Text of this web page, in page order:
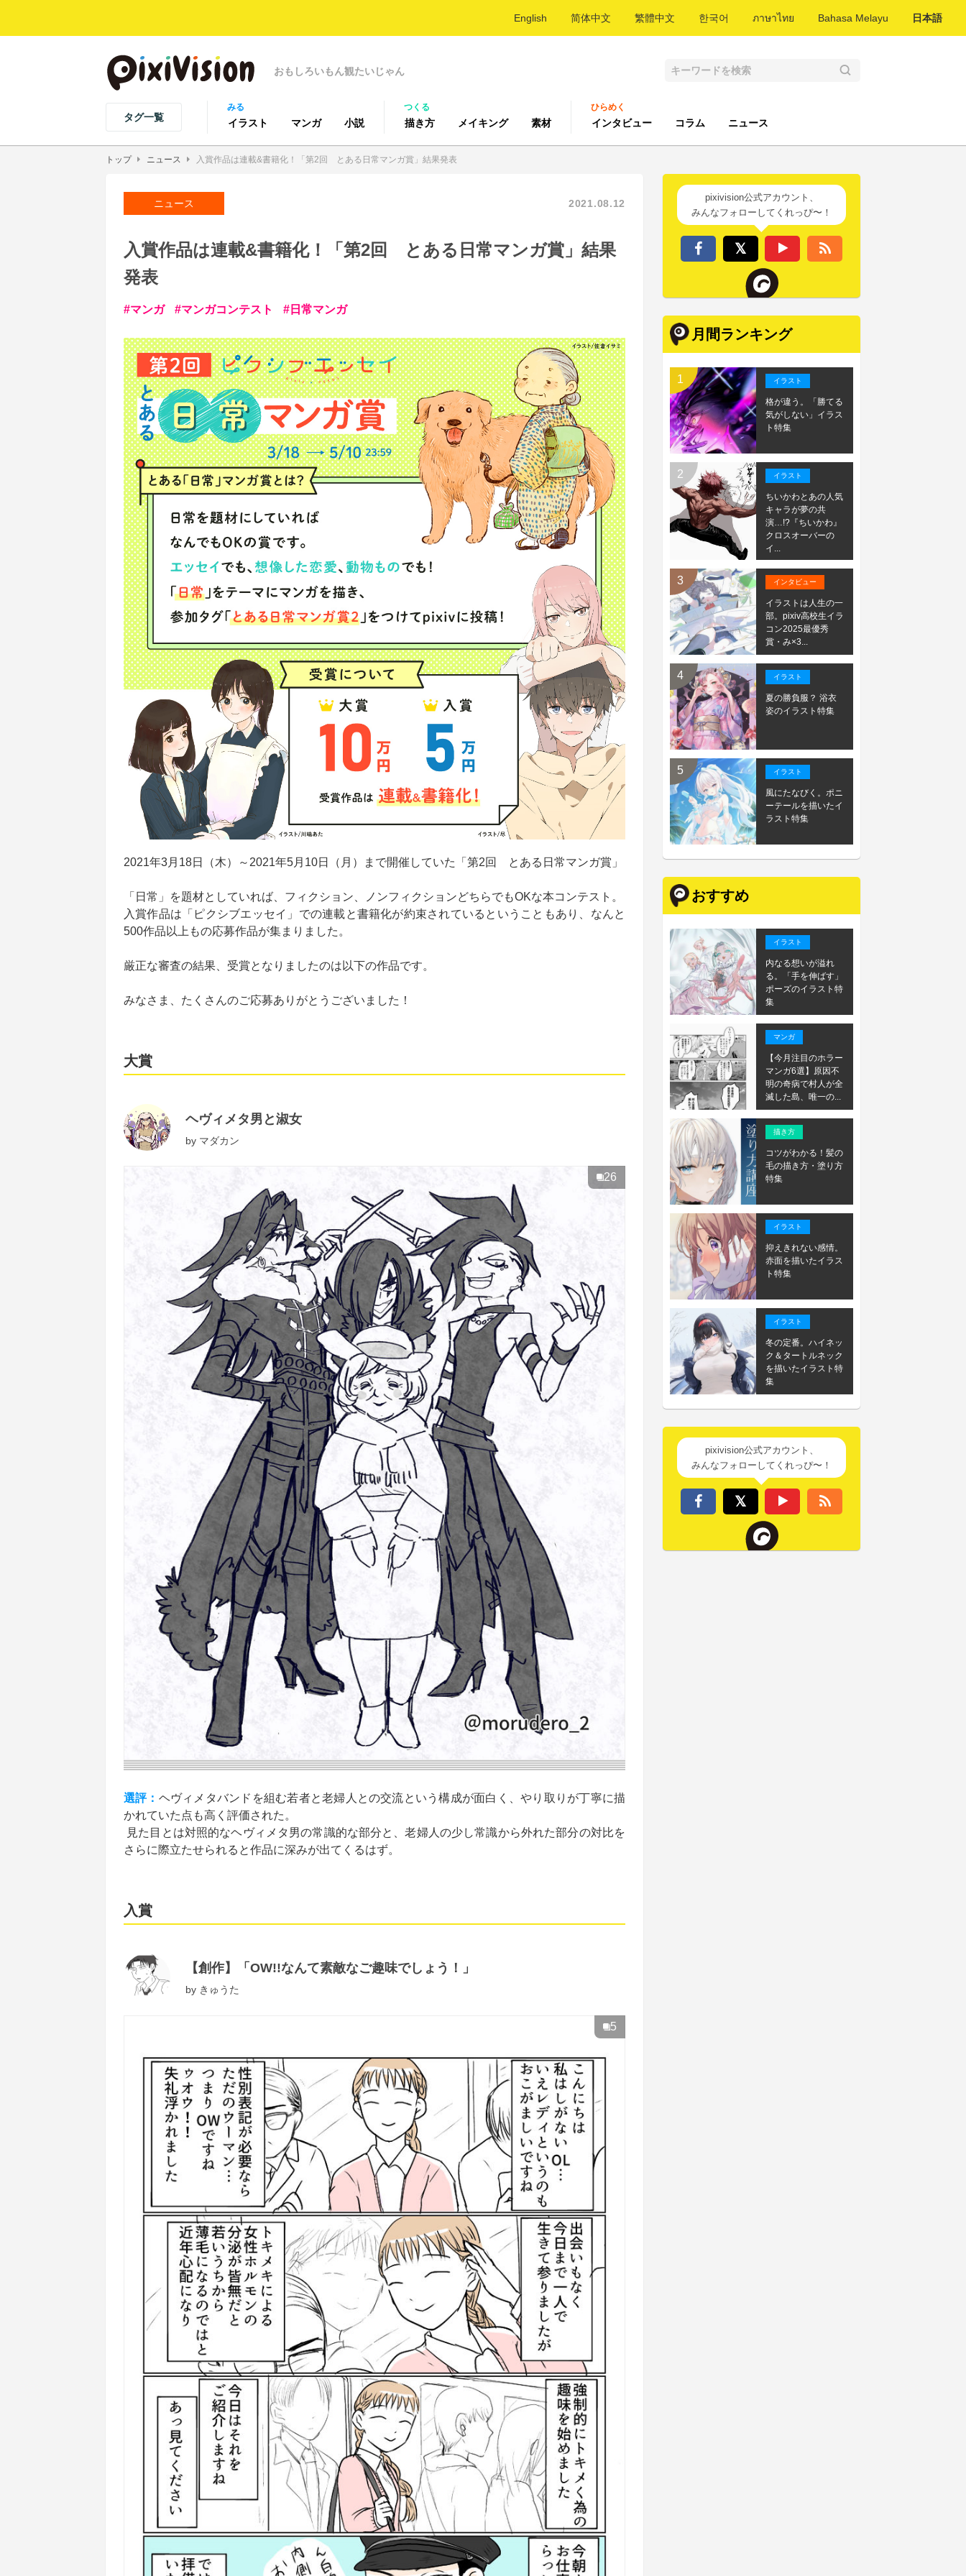
English 简体中文 繁體中文 한국어 ภาษาไทย Bahasa Melayu 日本語
おもしろいもん観たいじゃん
タグ一覧
みる
イラスト マンガ 小説
つくる
描き方 メイキング 素材
ひらめく
インタビュー コラム ニュース
トップ ニュース 入賞作品は連載&書籍化！「第2回 とある日常マンガ賞」結果発表
ニュース 2021.08.12
入賞作品は連載&書籍化！「第2回 とある日常マンガ賞」結果
発表
マンガ マンガコンテスト 日常マンガ
2021年3月18日（木）～2021年5月10日（月）まで開催していた「第2回 とある日常マンガ賞」
「日常」を題材としていれば、フィクション、ノンフィクションどちらでもOKな本コンテスト。
入賞作品は「ピクシブエッセイ」での連載と書籍化が約束されているということもあり、なんと
500作品以上もの応募作品が集まりました。
厳正な審査の結果、受賞となりましたのは以下の作品です。
みなさま、たくさんのご応募ありがとうございました！
大賞
ヘヴィメタ男と淑女
by マダカン
26
選評： ヘヴィメタバンドを組む若者と老婦人との交流という構成が面白く、やり取りが丁寧に描
かれていた点も高く評価された。
見た目とは対照的なヘヴィメタ男の常識的な部分と、老婦人の少し常識から外れた部分の対比を
さらに際立たせられると作品に深みが出てくるはず。
入賞
【創作】「OW!!なんて素敵なご趣味でしょう！」
by きゅうた
5
pixivision公式アカウント、
みんなフォローしてくれっぴ〜！
月間ランキング
イラスト
格が違う。「勝てる
気がしない」イラス
ト特集
イラスト
ちいかわとあの人気
キャラが夢の共
演…!?『ちいかわ』
クロスオーバーの
イ...
インタビュー
イラストは人生の一
部。pixiv高校生イラ
コン2025最優秀
賞・み×3...
イラスト
夏の勝負服？ 浴衣
姿のイラスト特集
イラスト
風にたなびく。ポニ
ーテールを描いたイ
ラスト特集
おすすめ
イラスト
内なる想いが溢れ
る。「手を伸ばす」
ポーズのイラスト特
集
マンガ
【今月注目のホラー
マンガ6選】原因不
明の奇病で村人が全
滅した島、唯一の...
描き方
コツがわかる！髪の
毛の描き方・塗り方
特集
イラスト
抑えきれない感情。
赤面を描いたイラス
ト特集
イラスト
冬の定番。ハイネッ
ク＆タートルネック
を描いたイラスト特
集
pixivision公式アカウント、
みんなフォローしてくれっぴ〜！